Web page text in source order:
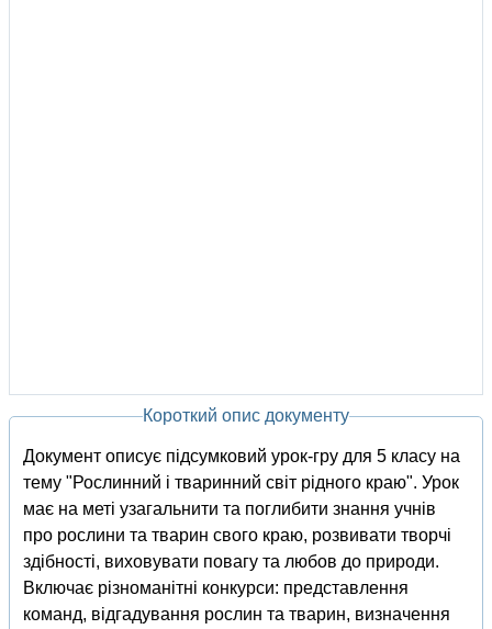
Короткий опис документу
Документ описує підсумковий урок-гру для 5 класу на
тему "Рослинний і тваринний світ рідного краю". Урок
має на меті узагальнити та поглибити знання учнів
про рослини та тварин свого краю, розвивати творчі
здібності, виховувати повагу та любов до природи.
Включає різноманітні конкурси: представлення
команд, відгадування рослин та тварин, визначення